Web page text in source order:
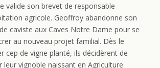
valide son brevet de responsable
agricole. Geoffroy abandonne son
caviste aux Caves Notre Dame pour se
au nouveau projet familial. Dès le
cep de vigne planté, ils décidèrent de
leur vignoble naissant en Agriculture